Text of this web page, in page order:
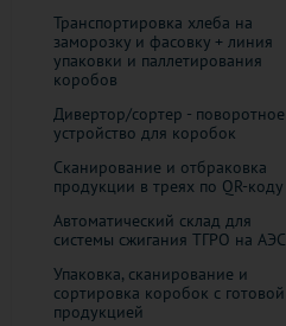
Транспортировка хлеба на
заморозку и фасовку + линия
упаковки и паллетирования
коробов
Дивертор/сортер - поворотное
устройство для коробок
Cканирование и отбраковка
продукции в треях по QR-коду
Автоматический склад для
системы сжигания ТГРО на АЭС
Упаковка, сканирование и
сортировка коробок с готовой
продукцией